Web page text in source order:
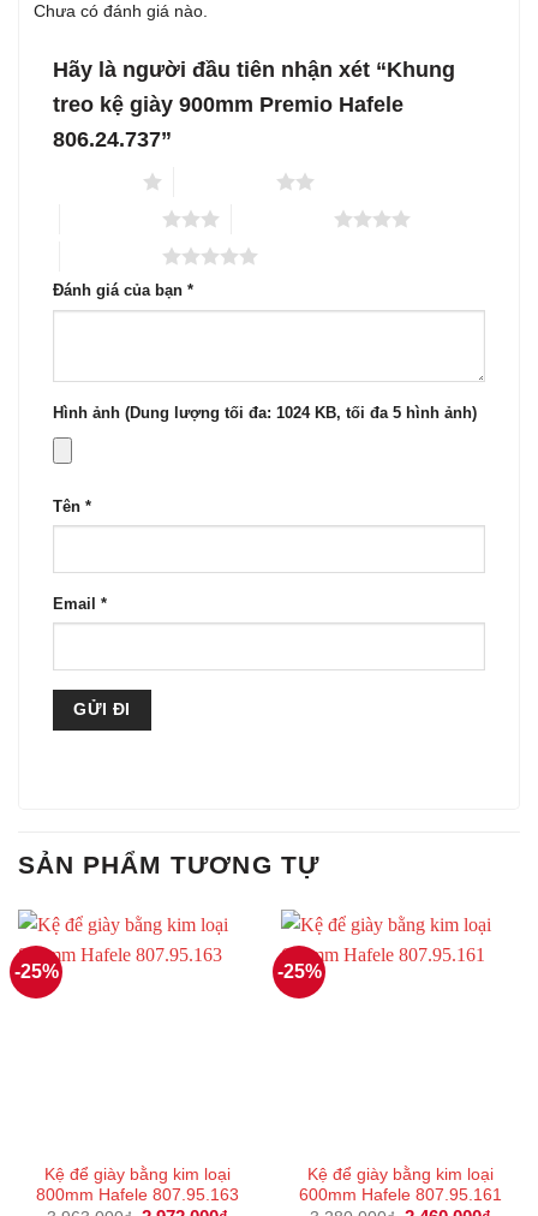
Chưa có đánh giá nào.
Hãy là người đầu tiên nhận xét “Khung
treo kệ giày 900mm Premio Hafele
806.24.737”
Đánh giá của bạn *
Hình ảnh (Dung lượng tối đa: 1024 KB, tối đa 5 hình ảnh)
Tên *
Email *
SẢN PHẨM TƯƠNG TỰ
-25%
Kệ để giày bằng kim loại
800mm Hafele 807.95.163
-25%
Kệ để giày bằng kim loại
600mm Hafele 807.95.161